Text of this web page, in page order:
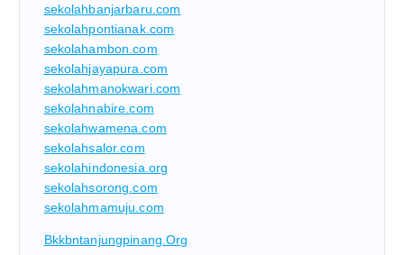
sekolahbanjarbaru.com
sekolahpontianak.com
sekolahambon.com
sekolahjayapura.com
sekolahmanokwari.com
sekolahnabire.com
sekolahwamena.com
sekolahsalor.com
sekolahindonesia.org
sekolahsorong.com
sekolahmamuju.com
Bkkbntanjungpinang.org